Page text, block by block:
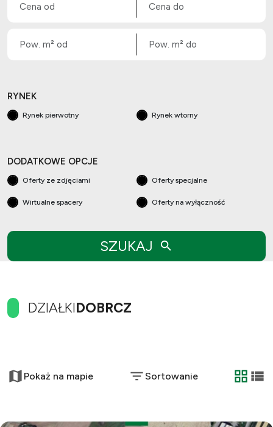
RYNEK
Rynek pierwotny Rynek wtorny
DODATKOWE OPCJE
Oferty ze zdjęciami Oferty specjalne
Wirtualne spacery Oferty na wyłączność
SZUKAJ
DZIAŁKIDOBRCZ
−Pokaż na mapie Sortowanie
tabela